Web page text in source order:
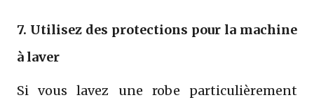
7. Utilisez des protections pour la machine
à laver
Si vous lavez une robe particulièrement